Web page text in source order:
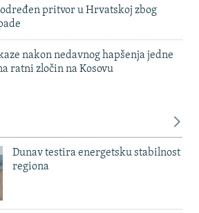
pritvor u Hrvatskoj zbog
nakon nedavnog hapšenja jedne
ratni zločin na Kosovu
Dunav testira energetsku stabilnost
regiona